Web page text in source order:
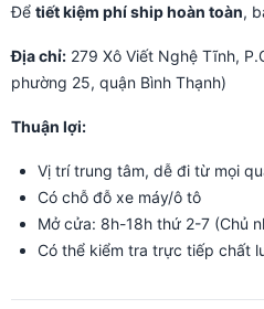
Để tiết kiệm phí ship hoàn toàn,
Địa chỉ: 279 Xô Viết Nghệ Tĩnh,
phường 25, quận Bình Thạnh)
Thuận lợi:
Vị trí trung tâm, dễ đi từ mọi
Có chỗ đỗ xe máy/ô tô
Mở cửa: 8h-18h thứ 2-7 (Chủ
Có thể kiểm tra trực tiếp chất